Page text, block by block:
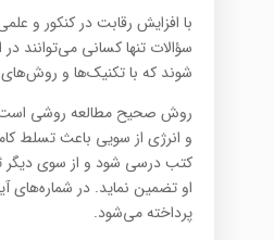
با افزایش رقابت در کنکور و
سؤالات تنها کسانی می‌توانند در
شوند که با تکنیک‌ها و روش‌های
روش صحیح مطالعه روشی است
و انرژی از سویی باعث تسلط
کتب درسی شود و از سوی دیگر
او تضمین نماید. در شماره‌های
پرداخته می‌شود.